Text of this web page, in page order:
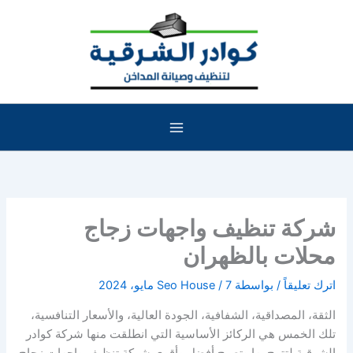
شركة تنظيف واجهات زجاج
محلات بالظهران
اترك تعليقاً / بواسطة Seo House / 7 مايو، 2024
الثقة، المصداقية، الشفافية، الجودة العالية، والأسعار التنافسية،
تلك الخمس هي الركائز الأساسية التي انطلقت منها شركة كوادر